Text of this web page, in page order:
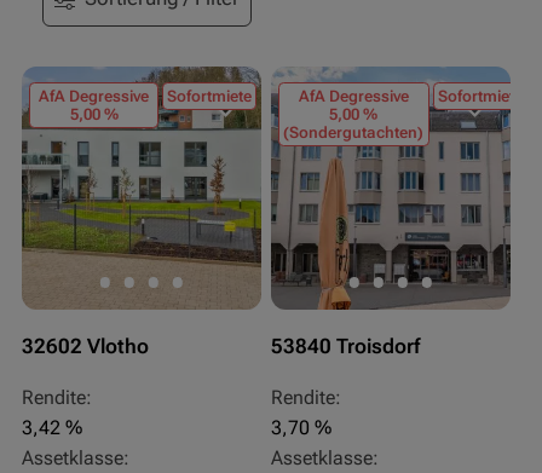
AfA Degressive
5,00 %
Sofortmiete
32602 Vlotho
Rendite:
3,42 %
Assetklasse:
AfA Degressive
5,00 %
(Sondergutachten)
Sofortmiete
53840 Troisdorf
Rendite:
3,70 %
Assetklasse: